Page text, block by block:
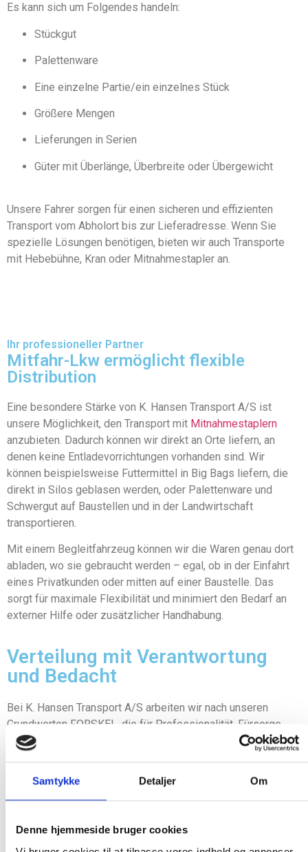
Samtykke Detaljer Om
Denne hjemmeside bruger cookies
Es kann sich um Folgendes handeln:
Stückgut
Palettenware
Eine einzelne Partie/ein einzelnes Stück
Größere Mengen
Lieferungen in Serien
Güter mit Überlänge, Überbreite oder Übergewicht
Unsere Fahrer sorgen für einen sicheren und effizienten
Transport vom Abholort bis zur Lieferadresse. Wenn Sie
spezielle Lösungen benötigen, bieten wir auch Transporte
mit Hebebühne, Kran oder Mitnahmestapler an.
Ihr professioneller Partner
Mitfahr-Lkw ermöglicht flexible
Distribution
Eine besondere Stärke von K. Hansen Transport A/S ist
unsere Möglichkeit, den Transport mit Mitnahmestaplern
anzubieten. Dadurch können wir direkt an Orte liefern, an
denen keine Entladevorrichtungen vorhanden sind. Wir
können beispielsweise Futtermittel in Big Bags liefern, die
direkt in Silos geblasen werden, oder Palettenware und
Schwergut auf Baustellen und in der Landwirtschaft
transportieren.
Mit einem Begleitfahrzeug können wir die Waren genau dort
abladen, wo sie gebraucht werden – egal, ob in der Einfahrt
eines Privatkunden oder mitten auf einer Baustelle. Das
sorgt für maximale Flexibilität und minimiert den Bedarf an
externer Hilfe oder zusätzlicher Handhabung.
Verteilung mit Verantwortung
und Bedacht
Bei K. Hansen Transport A/S arbeiten wir nach unseren
Grundwerten FORSKEL, die für Professionalität, Fürsorge,
Respekt, soziale Verantwortung, Qualität, Engagement und
vom ersten Kontakt bis zur Lieferung der letzten Palette.
Wir glauben an persönlichen Service und klare
festen Ansprechpartner, der Ihre Wünsche kennt und dafür